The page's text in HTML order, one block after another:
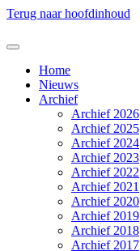
Terug naar hoofdinhoud
Home
Nieuws
Archief
Archief 2026
Archief 2025
Archief 2024
Archief 2023
Archief 2022
Archief 2021
Archief 2020
Archief 2019
Archief 2018
Archief 2017